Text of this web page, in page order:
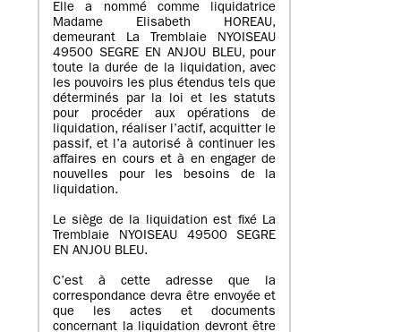
Elle a nommé comme liquidatrice
Madame Elisabeth HOREAU,
demeurant La Tremblaie NYOISEAU
49500 SEGRE EN ANJOU BLEU, pour
toute la durée de la liquidation, avec
les pouvoirs les plus étendus tels que
déterminés par la loi et les statuts
pour procéder aux opérations de
liquidation, réaliser l’actif, acquitter le
passif, et l’a autorisé à continuer les
affaires en cours et à en engager de
nouvelles pour les besoins de la
liquidation.
Le siège de la liquidation est fixé La
Tremblaie NYOISEAU 49500 SEGRE
EN ANJOU BLEU.
C’est à cette adresse que la
correspondance devra être envoyée et
que les actes et documents
concernant la liquidation devront être